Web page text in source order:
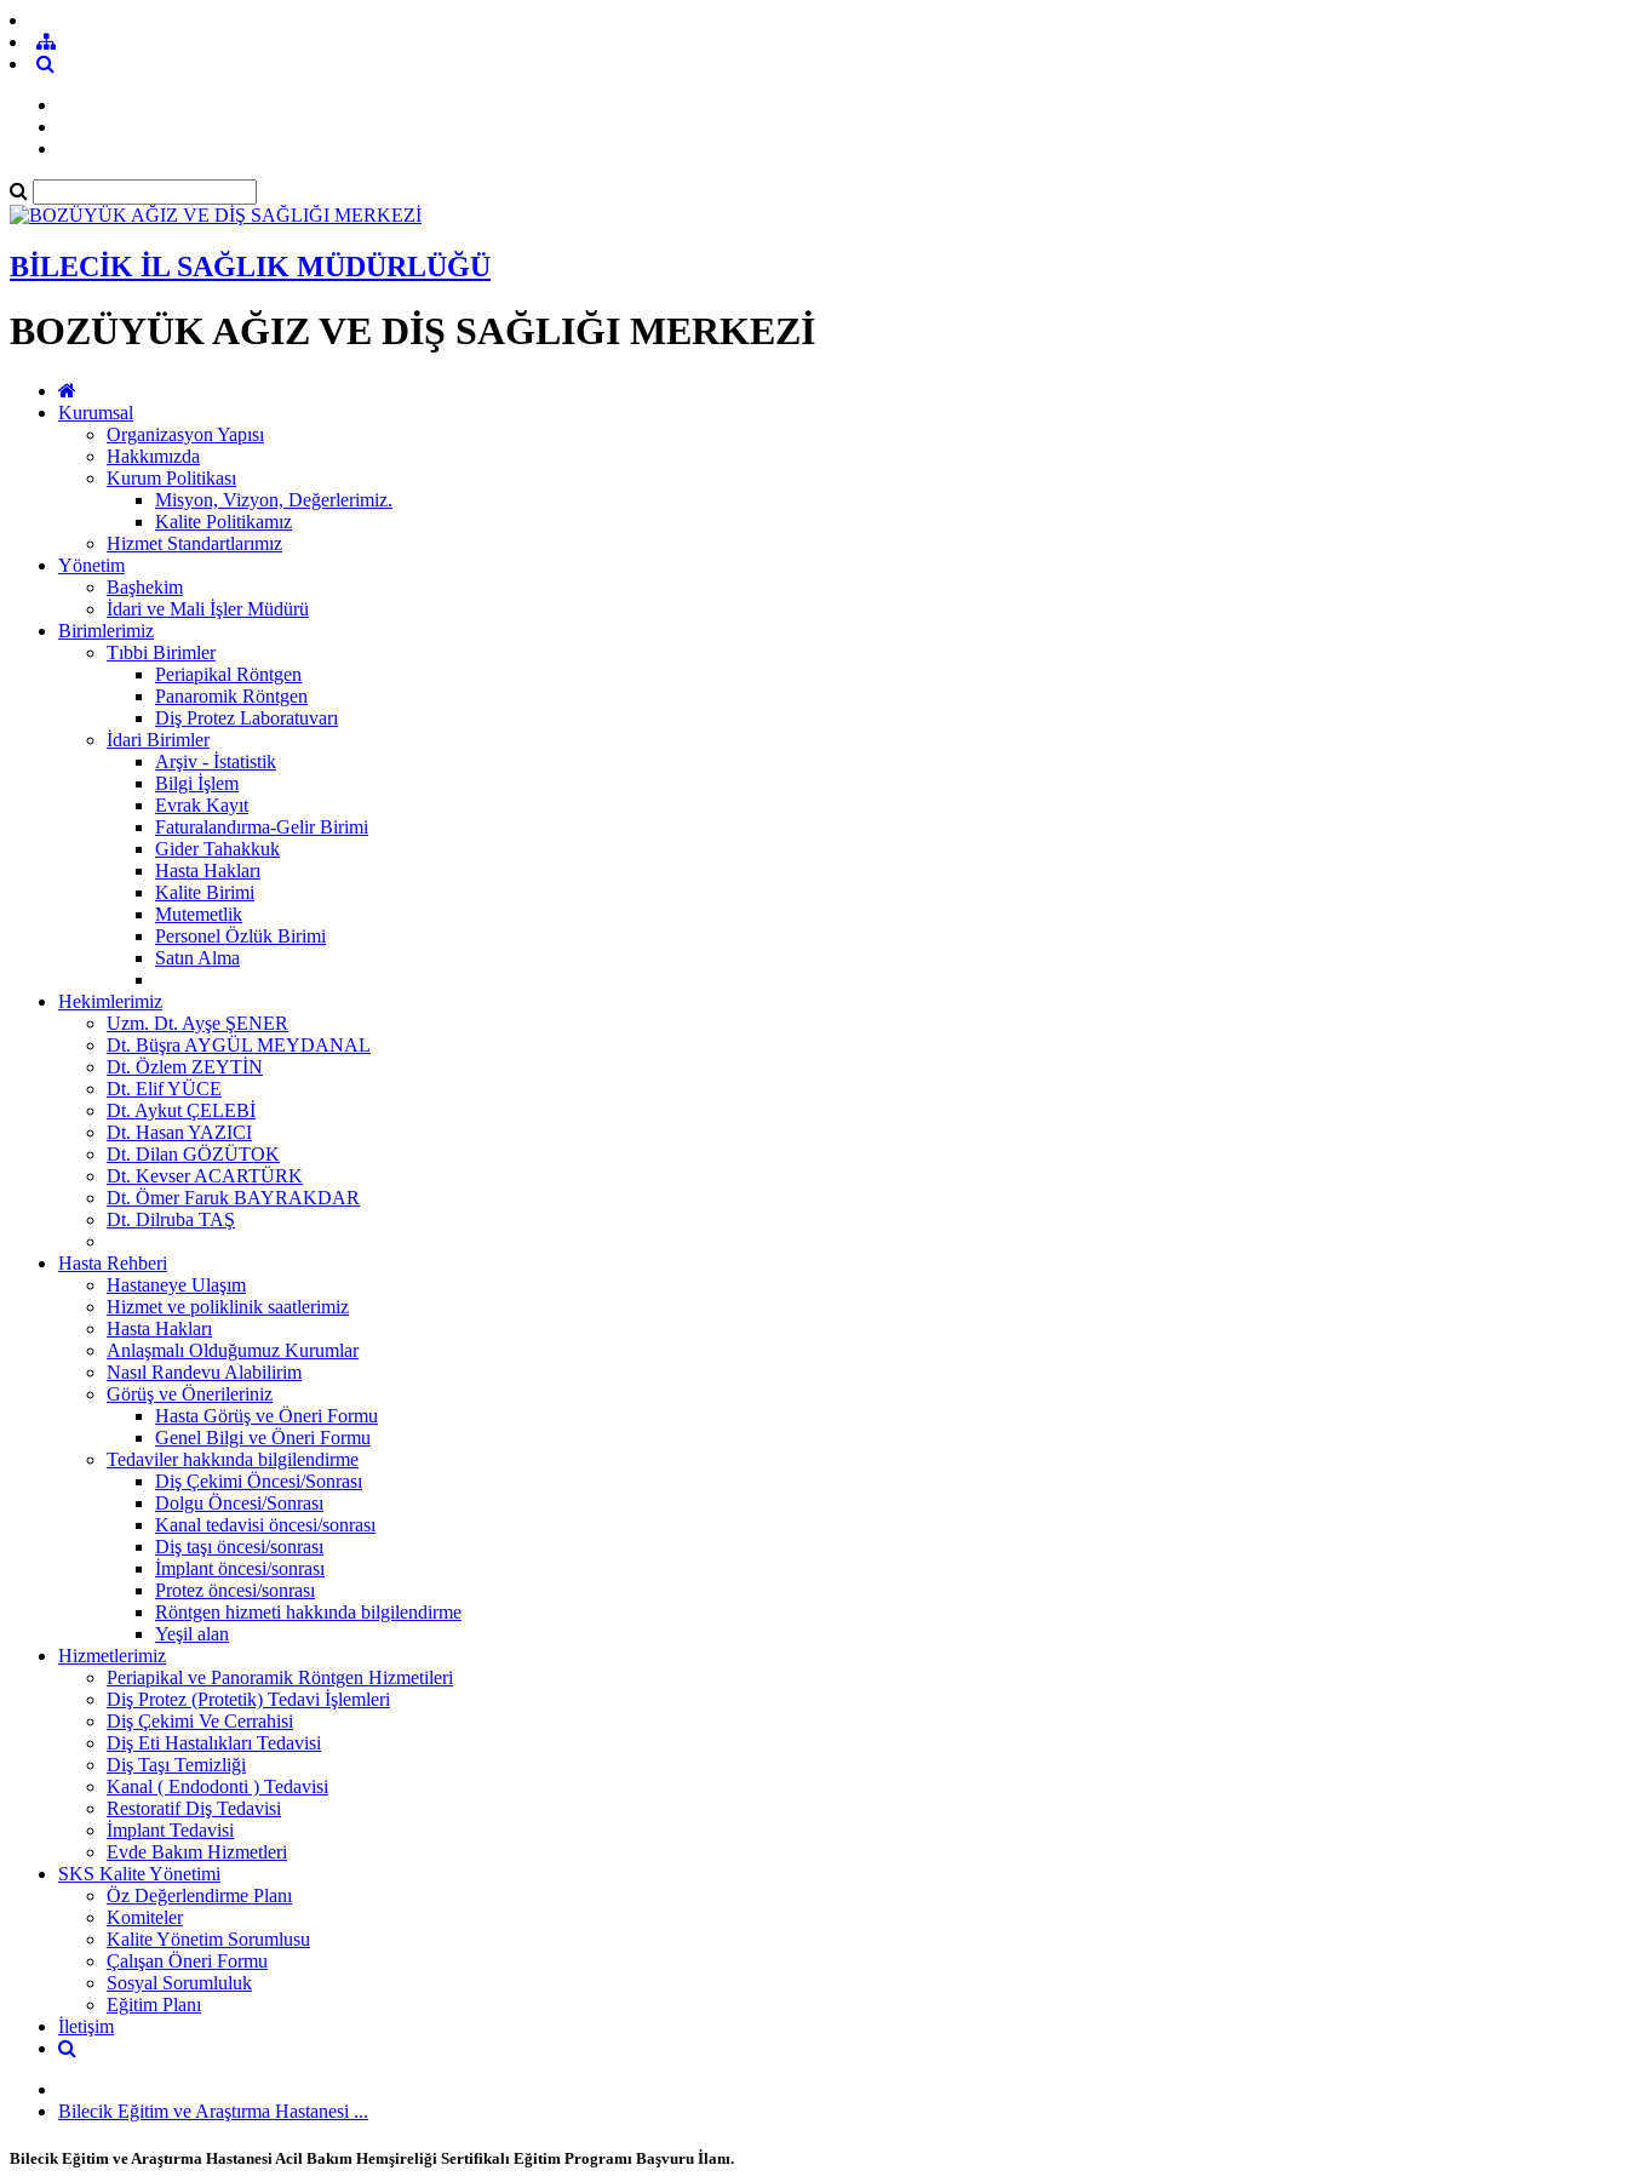
BİLECİK İL SAĞLIK MÜDÜRLÜĞÜ
BOZÜYÜK AĞIZ VE DİŞ SAĞLIĞI MERKEZİ
Kurumsal
Organizasyon Yapısı
Hakkımızda
Kurum Politikası
Misyon, Vizyon, Değerlerimiz.
Kalite Politikamız
Hizmet Standartlarımız
Yönetim
Başhekim
İdari ve Mali İşler Müdürü
Birimlerimiz
Tıbbi Birimler
Periapikal Röntgen
Panaromik Röntgen
Diş Protez Laboratuvarı
İdari Birimler
Arşiv - İstatistik
Bilgi İşlem
Evrak Kayıt
Faturalandırma-Gelir Birimi
Gider Tahakkuk
Hasta Hakları
Kalite Birimi
Mutemetlik
Personel Özlük Birimi
Satın Alma
Hekimlerimiz
Uzm. Dt. Ayşe ŞENER
Dt. Büşra AYGÜL MEYDANAL
Dt. Özlem ZEYTİN
Dt. Elif YÜCE
Dt. Aykut ÇELEBİ
Dt. Hasan YAZICI
Dt. Dilan GÖZÜTOK
Dt. Kevser ACARTÜRK
Dt. Ömer Faruk BAYRAKDAR
Dt. Dilruba TAŞ
Hasta Rehberi
Hastaneye Ulaşım
Hizmet ve poliklinik saatlerimiz
Hasta Hakları
Anlaşmalı Olduğumuz Kurumlar
Nasıl Randevu Alabilirim
Görüş ve Önerileriniz
Hasta Görüş ve Öneri Formu
Genel Bilgi ve Öneri Formu
Tedaviler hakkında bilgilendirme
Diş Çekimi Öncesi/Sonrası
Dolgu Öncesi/Sonrası
Kanal tedavisi öncesi/sonrası
Diş taşı öncesi/sonrası
İmplant öncesi/sonrası
Protez öncesi/sonrası
Röntgen hizmeti hakkında bilgilendirme
Yeşil alan
Hizmetlerimiz
Periapikal ve Panoramik Röntgen Hizmetileri
Diş Protez (Protetik) Tedavi İşlemleri
Diş Çekimi Ve Cerrahisi
Diş Eti Hastalıkları Tedavisi
Diş Taşı Temizliği
Kanal ( Endodonti ) Tedavisi
Restoratif Diş Tedavisi
İmplant Tedavisi
Evde Bakım Hizmetleri
SKS Kalite Yönetimi
Öz Değerlendirme Planı
Komiteler
Kalite Yönetim Sorumlusu
Çalışan Öneri Formu
Sosyal Sorumluluk
Eğitim Planı
İletişim
Bilecik Eğitim ve Araştırma Hastanesi ...
Bilecik Eğitim ve Araştırma Hastanesi Acil Bakım Hemşireliği Sertifikalı Eğitim Programı Başvuru İlanı.